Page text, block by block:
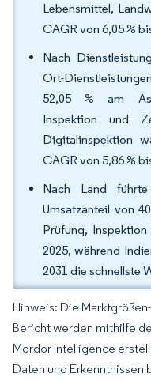
Lebensmittel,
CAGR von 6,05 %
Nach
Ort-
52,05 % am
Inspektion und
Digitalinspektion
CAGR von 5,86 %
Nach Land
Umsatzanteil von
Prüfung,
2025, während
2031 die schnellste
Hinweis: Die
Bericht werden mithilfe
Mordor Intelligence
Daten und Erkenntnissen